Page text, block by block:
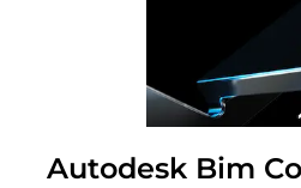
Autodesk Bim